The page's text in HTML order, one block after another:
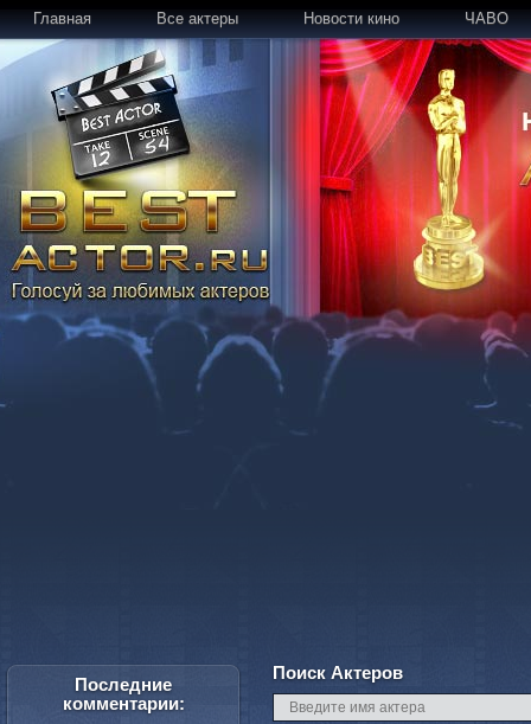
Главная Все актеры Новости кино ЧАВО
Поиск Актеров
Последние
комментарии: